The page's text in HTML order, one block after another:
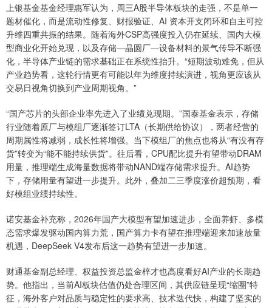
上银基金基金经理惠军认为，周三A股半导体板块的走强，不是单一
题材催化，而是流动性修复、财报验证、AI 资本开支闭环和自主可控
升维四重共振的结果。随着海外CSP高强度投入仍在延续、国内大模
型商业化开始兑现，以及存储—晶圆厂—设备材料的景气传导不断强
化，半导体产业链的需求基础正在系统性抬升。“短期波动难免，但从
产业趋势看，这轮行情更有可能以年为维度持续演进，视角更应该从
交易日视角切换到产业周期视角。”
“国产芯片的头部企业率先进入了业绩兑现期。”国泰基金表示，存储
行业随着原厂与模组厂逐渐签订LTA（长期供给协议），两者经营的
周期属性将减弱，成长性将增强。当下模组厂的焦点也将从“有没有存
货”转变为“能不能持续供货”。往后看，CPU配比提升有望带动DRAM
用量，推理端生成海量数据将带动NAND端存储需求提升。AI趋势
下，存储用量有望进一步提升。此外，叠加二三季度涨价超预期，看
好模组业绩持续性。
诺安基金补充称，2026年国产大模型有望加速进步，全面养虾、多模
态需求爆发驱动国内算力荒，国产算力卡有望在推理端迎来加速放量
机遇，DeepSeek V4发布后这一趋势有望进一步加速。
财通基金副总经理、权益投资总监金梓才也高度看好AI产业的长期趋
势。他指出，当前AI板块估值仍处合理区间，其供应链呈现“缩圈”特
征，海外客户对品质与稳定性的要求高、技术迭代快，构建了坚实的